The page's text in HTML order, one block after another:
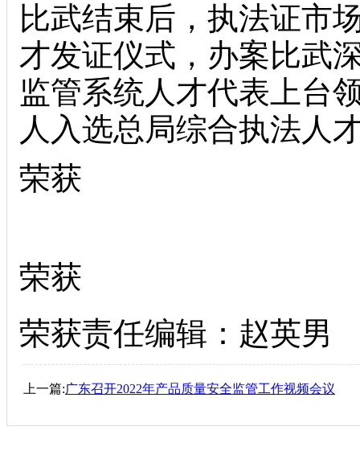
比武结束后，执法证市
才发证仪式，办案比武
监管系统人才代表上台
人入选总局综合执法人
荣获
荣获
荣获责任编辑：赵英男
上一篇:广东召开2022年产品质量安全监管工作视频会议